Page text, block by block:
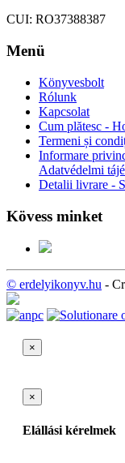
CUI: RO37388387
Menü
Könyvesbolt
Rólunk
Kapcsolat
Cum plătesc -
Termeni și
Informare
Adatvédelmi
Detalii livrare -
Kövess minket
© erdelyikonyv.hu -
×
×
Elállási kérelmek